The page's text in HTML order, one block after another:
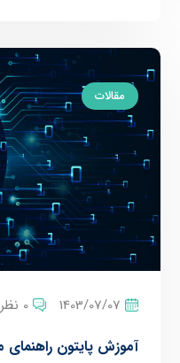
مقالات
1403/07/07 0 نظر
آموزش پایتون